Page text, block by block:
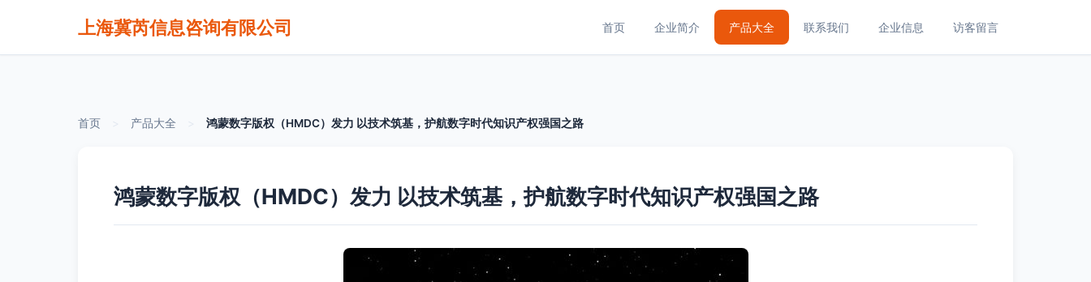
上海冀芮信息咨询有限公司 首页 企业简介 产品大全 联系我们 企业信息 访客留言
首页 产品大全 鸿蒙数字版权（HMDC）发力 以技术筑基，护航数字时代知识产权强国之路
鸿蒙数字版权（HMDC）发力 以技术筑基，护航数字时代知识产权强国之路